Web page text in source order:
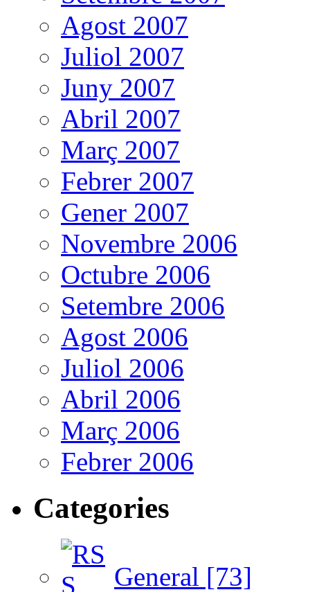
Agost 2007
Juliol 2007
Juny 2007
Abril 2007
Març 2007
Febrer 2007
Gener 2007
Novembre 2006
Octubre 2006
Setembre 2006
Agost 2006
Juliol 2006
Abril 2006
Març 2006
Febrer 2006
Categories
General [73]